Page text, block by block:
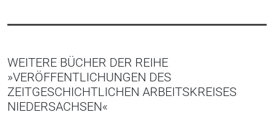
WEITERE BÜCHER DER REIHE
»VERÖFFENTLICHUNGEN DES
ZEITGESCHICHTLICHEN ARBEITSKREISES
NIEDERSACHSEN«